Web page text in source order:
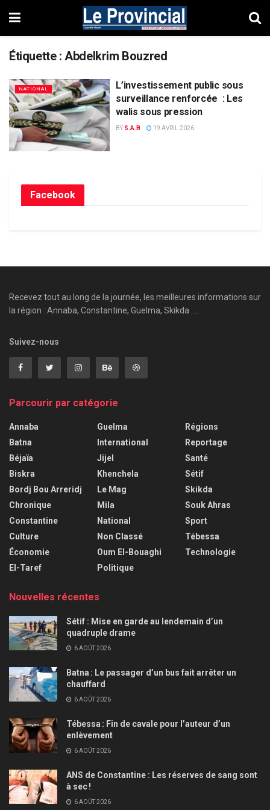
Étiquette :Abdelkrim Bouzred
NATIONAL
L’investissement public sous
surveillance renforcée : Les
walis sous pression
BY S.A.B 19 AVRIL 2026
Facebook
Recevez tout au long de la journée, les meilleures informations sur
la région : Annaba, Constantine, Guelma, Skikda ....
Suivez-nous
Parcourir par catégorie
Annaba
Batna
Béjaïa
Biskra
Bordj Bou Arreridj
Chronique
Constantine
Culture
Économie
El-Taref
Guelma
International
Jijel
Khenchela
Le Mag
Mila
National
Non Classé
Oum El-Bouaghi
Politique
Régions
Reportage
Santé
Sétif
Skikda
Souk Ahras
Sport
Tébessa
Technologie
Nouvelles récentes
Sétif : Mise en garde au lendemain d’un
quadruple drame
6 AOÛT 2026
Batna : Le passager d’un bus fait arrêter un
chauffard
6 AOÛT 2026
Tébessa : Fin de cavale pour l’auteur d’un
enlèvement
6 AOÛT 2026
ANS de Constantine : Les réserves de sang sont
à sec !
6 AOÛT 2026